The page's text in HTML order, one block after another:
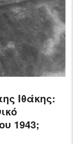
Ιθάκης:
1943;